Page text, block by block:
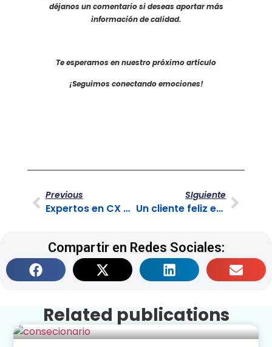
déjanos un comentario si deseas aportar más
información de calidad.
Te esperamos en nuestro próximo artículo
¡Seguimos conectando emociones!
Previous
Expertos en CX que deberías conocer
SIguiente
Un cliente feliz es la mejor estrategia de marketing
Compartir en Redes Sociales:
Related publications